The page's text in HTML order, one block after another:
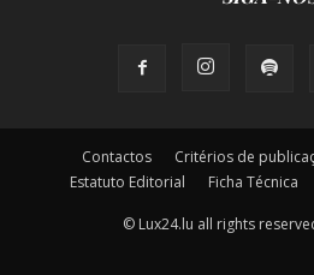
Contactos
Critérios de
Estatuto Editorial
Ficha Técnica
© Lux24.lu all rights